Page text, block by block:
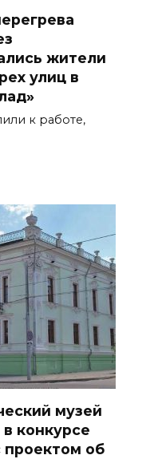
жители
улиц в
к работе,
музей
конкурсе
проектом об